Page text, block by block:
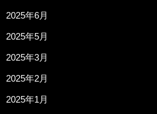
2025年6月
2025年5月
2025年3月
2025年2月
2025年1月